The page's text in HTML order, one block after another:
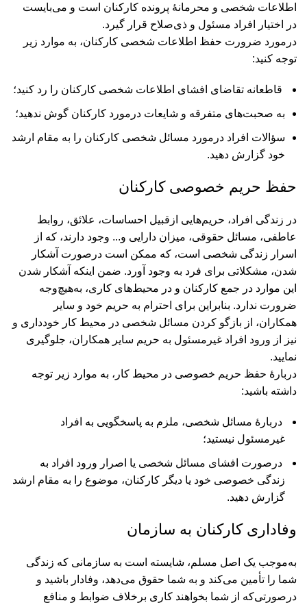
اطلاعات شخصی و محرمانۀ پرونده کارکنان است و می‌بایست
در اختیار افراد مسئول و ذی‌صلاح قرار گیرد.
درمورد ضرورت حفظ اطلاعات شخصی کارکنان، به موارد زیر
توجه کنید:
قاطعانه تقاضای افشای اطلاعات شخصی کارکنان را رد کنید؛
به صحبت‌های متفرقه و شایعات درمورد کارکنان گوش ندهید؛
سؤالات افراد درمورد مسائل شخصی کارکنان را به مقام ارشد
خود گزارش دهید.
حفظ حریم خصوصی کارکنان
در زندگی افراد، حریم‌هایی ازقبیل احساسات، علائق، روابط
عاطفی، مسائل حقوقی، میزان دارایی و... وجود دارند، که از
اسرار زندگی شخصی است، که ممکن است درصورت آشکار
شدن، مشکلاتی برای فرد به وجود آورد. ضمن اینکه آشکار شدن
این موارد در جمع کارکنان و در محیط‌های کاری، به‌هیچ‌وجه
ضرورت ندارد. بنابراین برای احترام به حریم خود و سایر
همکاران، از بازگو کردن مسائل شخصی در محیط کار خودداری و
نیز از ورود افراد غیر‌مسئول به حریم سایر همکاران، جلوگیری
نمایید.
دربارۀ حفظ حریم خصوصی در محیط کار، به موارد زیر توجه
داشته باشید:
دربارۀ مسائل شخصی، ملزم به پاسخگویی به افراد
غیر‌مسئول نیستید؛
درصورت افشای مسائل شخصی یا اصرار ورود افراد به
زندگی خصوصی خود یا دیگر کارکنان، موضوع را به مقام ارشد
گزارش دهید.
وفاداری کارکنان به سازمان
به‌موجب یک اصل مسلم، شایسته است به سازمانی که زندگی
شما را تأمین می‌کند و به شما حقوق می‌دهد، وفادار باشید و
درصورتی‌که از شما بخواهند کاری برخلاف ضوابط و منافع